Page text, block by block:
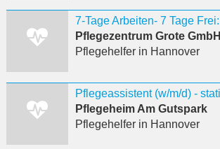
Pflegezentrum Grote GmbH
Pflegehelferin Hannover
Pflegeheim Am Gutspark
Pflegehelferin Hannover